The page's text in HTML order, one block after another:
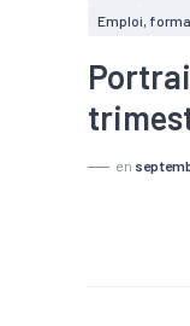
Emploi,
en